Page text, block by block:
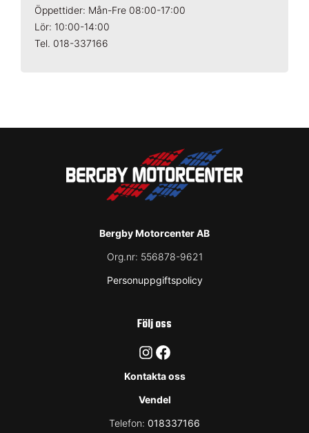
Öppettider: Mån-Fre 08:00-17:00
Lör: 10:00-14:00
Tel. 018-337166
Bergby Motorcenter AB
Org.nr: 556878-9621
Personuppgiftspolicy
Följ oss
Instagram
Facebook
Kontakta oss
Vendel
Telefon: 018337166